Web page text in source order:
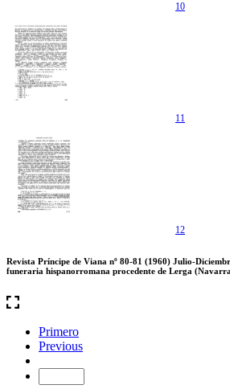
10
11
12
Revista Príncipe de Viana nº 80-81 (1960) Julio-
funeraria hispanorromana procedente de Lerga
Primero
Previous